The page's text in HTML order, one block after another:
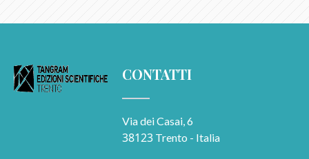
CONTATTI
Via dei Casai, 6
38123 Trento - Italia